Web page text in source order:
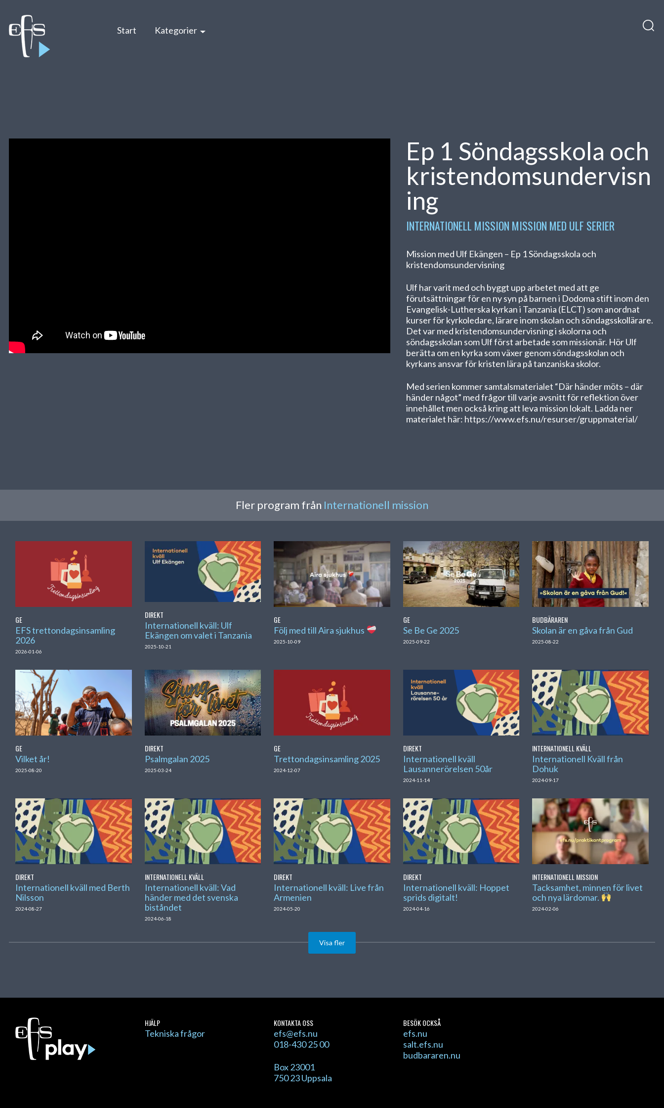
Start Kategorier
Sök
efter:
Ep 1 Söndagsskola och
kristendomsundervisn
ing
INTERNATIONELL MISSION MISSION MED ULF SERIER
Mission med Ulf Ekängen – Ep 1 Söndagsskola och
kristendomsundervisning
Ulf har varit med och byggt upp arbetet med att ge
förutsättningar för en ny syn på barnen i Dodoma stift inom den
Evangelisk-Lutherska kyrkan i Tanzania (ELCT) som anordnat
kurser för kyrkoledare, lärare inom skolan och söndagsskollärare.
Det var med kristendomsundervisning i skolorna och
söndagsskolan som Ulf först arbetade som missionär. Hör Ulf
berätta om en kyrka som växer genom söndagsskolan och
kyrkans ansvar för kristen lära på tanzaniska skolor.
Med serien kommer samtalsmaterialet “Där händer möts – där
händer något” med frågor till varje avsnitt för reflektion över
innehållet men också kring att leva mission lokalt. Ladda ner
materialet här: https://www.efs.nu/resurser/gruppmaterial/
Fler program från Internationell mission
GE
EFS trettondagsinsamling
2026
2026-01-06
DIREKT
Internationell kväll: Ulf
Ekängen om valet i Tanzania
2025-10-21
GE
Följ med till Aira sjukhus
2025-10-09
GE
Se Be Ge 2025
2025-09-22
BUDBÄRAREN
Skolan är en gåva från Gud
2025-08-22
GE
Vilket år!
2025-08-20
DIREKT
Psalmgalan 2025
2025-03-24
GE
Trettondagsinsamling 2025
2024-12-07
DIREKT
Internationell kväll
Lausannerörelsen 50år
2024-11-14
INTERNATIONELL KVÄLL
Internationell Kväll från
Dohuk
2024-09-17
DIREKT
Internationell kväll med Berth
Nilsson
2024-08-27
INTERNATIONELL KVÄLL
Internationell kväll: Vad
händer med det svenska
biståndet
2024-06-18
DIREKT
Internationell kväll: Live från
Armenien
2024-05-20
DIREKT
Internationell kväll: Hoppet
sprids digitalt!
2024-04-16
INTERNATIONELL MISSION
Tacksamhet, minnen för livet
och nya lärdomar.
2024-02-06
Visa fler
HJÄLP
Tekniska frågor
KONTAKTA OSS
efs@efs.nu
018-430 25 00
Box 23001
750 23 Uppsala
BESÖK OCKSÅ
efs.nu
salt.efs.nu
budbararen.nu